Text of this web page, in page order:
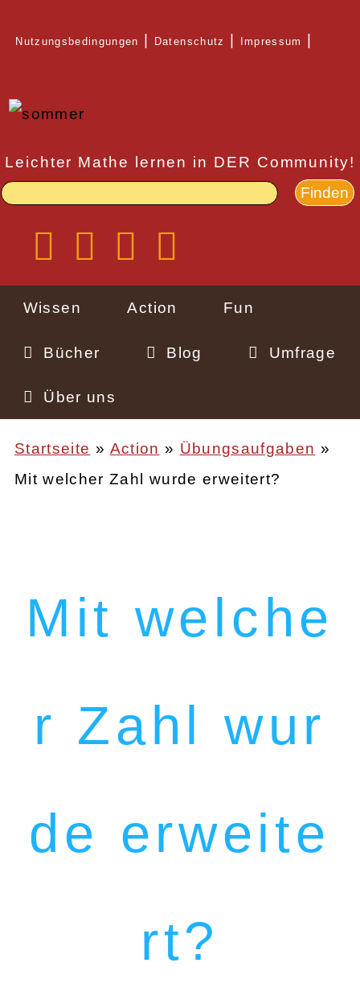
zum
Nutzungsbedingungen Datenschutz Impressum
Leichter Mathe lernen in DER Community!
Wissen Action Fun
Bücher Blog Umfrage
Über uns
Pfadnavigation
Startseite Action
Übungsaufgaben
Mit welcher Zahl wurde erweitert?
Mit welche
r Zahl wur
de erweite
rt?